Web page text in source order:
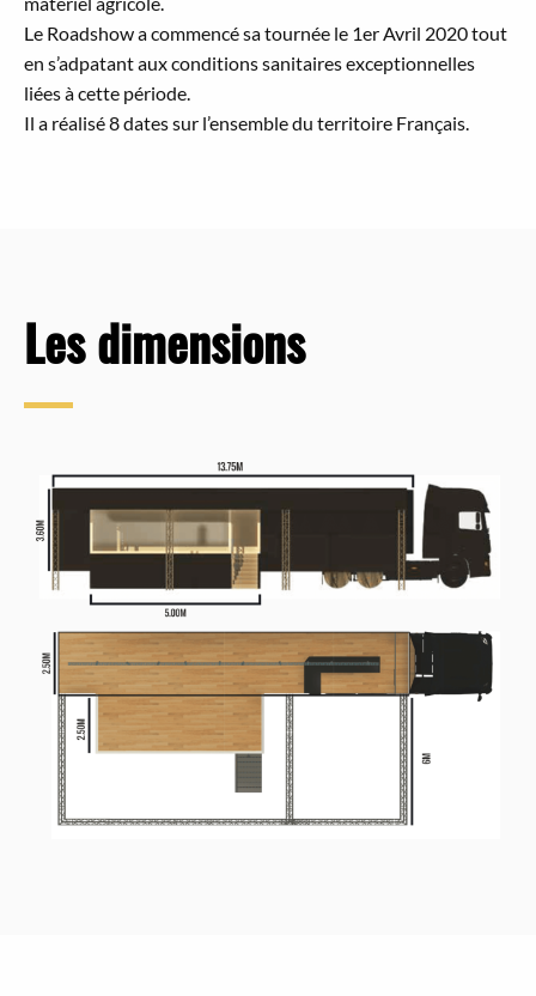
Le Roadshow a commencé sa tournée le 1er Avril 2020 tout
en s’adpatant aux conditions sanitaires exceptionnelles
liées à cette période.
Il a réalisé 8 dates sur l’ensemble du territoire Français.
Les dimensions